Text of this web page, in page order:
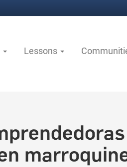
Lessons